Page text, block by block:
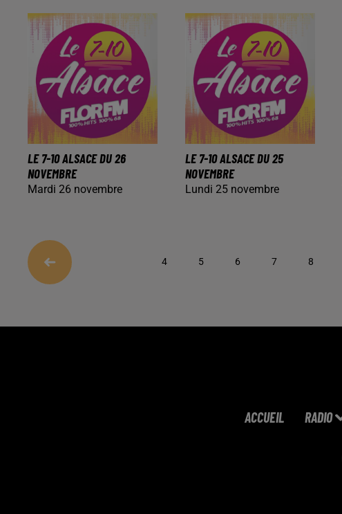
LE 7-10 ALSACE DU 26
NOVEMBRE
Mardi 26 novembre
LE 7-10 ALSACE DU 25
NOVEMBRE
Lundi 25 novembre
4 5 6 7 8
ACCUEIL RADIO